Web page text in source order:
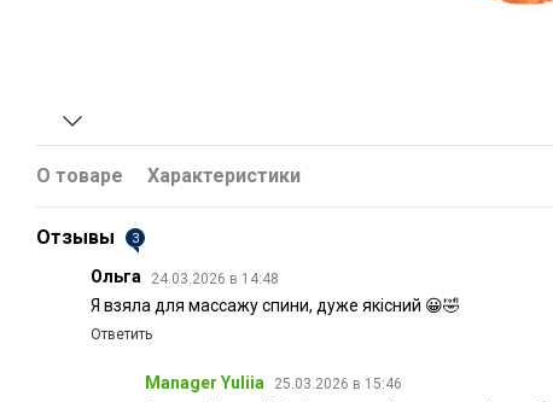
О товаре Характеристики
Отзывы 3
Ольга 24.03.2026 в 14:48
Я взяла для массажу спини, дуже якісний 😀🤣
Ответить
Manager Yuliia 25.03.2026 в 15:46